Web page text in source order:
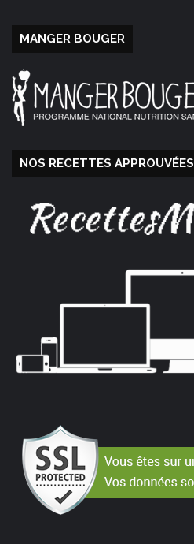
MANGER BOUGER
NOS RECETTES APPROUVÉES